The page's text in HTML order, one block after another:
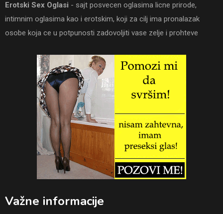
Erotski Sex Oglasi - sajt posvecen oglasima licne prirode,
intimnim oglasima kao i erotskim, koji za cilj ima pronalazak
osobe koja ce u potpunosti zadovoljiti vase zelje i prohteve
Važne informacije